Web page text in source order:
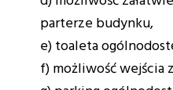
parterze budynku,
e) toaleta
f) możliwość wejścia